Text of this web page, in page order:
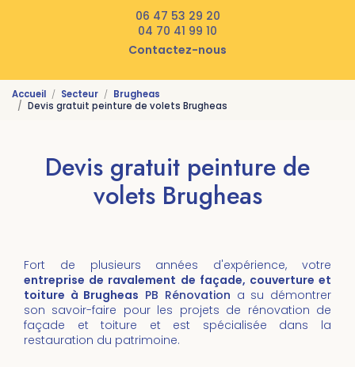
06 47 53 29 20
04 70 41 99 10
Contactez-nous
Accueil Secteur
Brugheas
Devis gratuit peinture de volets Brugheas
Devis gratuit peinture de
volets Brugheas
Fort de plusieurs années d'expérience, votre
entreprise de ravalement de façade, couverture et
toiture à Brugheas PB Rénovation a su démontrer
son savoir-faire pour les projets de rénovation de
façade et toiture et est spécialisée dans la
restauration du patrimoine.